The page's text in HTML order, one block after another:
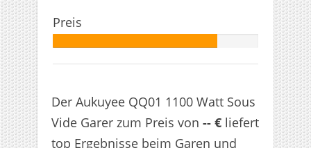
Preis
Der Aukuyee QQ01 1100 Watt Sous
Vide Garer zum Preis von -- € liefert
top Ergebnisse beim Garen und